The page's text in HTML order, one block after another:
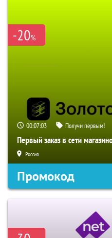
-20%
00:07:02 Получи первым!
Первый заказ в сети
Россия
Промокод